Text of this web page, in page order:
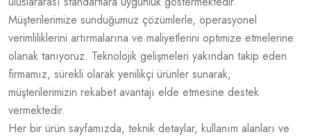
Müşterilerimize sunduğumuz çözümlerle, operasyonel
verimliliklerini artırmalarına ve maliyetlerini optimize etmelerine
olanak tanıyoruz. Teknolojik gelişmeleri yakından takip eden
firmamız, sürekli olarak yenilikçi ürünler sunarak,
müşterilerimizin rekabet avantajı elde etmesine destek
vermektedir.
Her bir ürün sayfamızda, teknik detaylar, kullanım alanları ve